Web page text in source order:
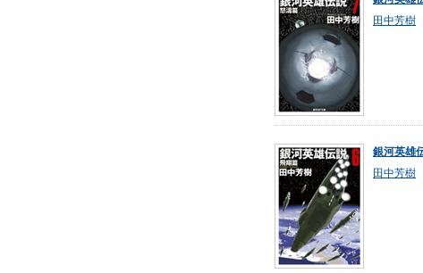
田中芳樹
銀河英雄
田中芳樹